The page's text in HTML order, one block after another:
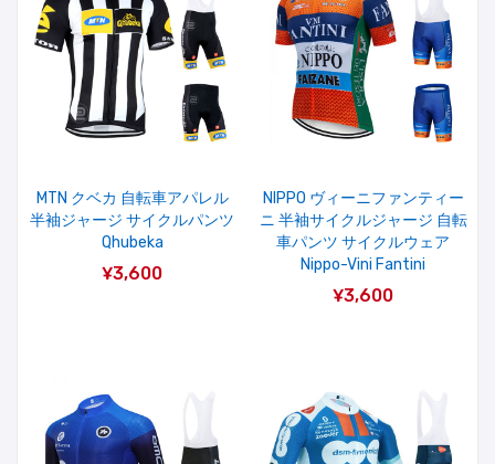
MTN クベカ 自転車アパレル
半袖ジャージ サイクルパンツ
Qhubeka
¥3,600
NIPPO ヴィーニファンティー
ニ 半袖サイクルジャージ 自転
車パンツ サイクルウェア
Nippo-Vini Fantini
¥3,600